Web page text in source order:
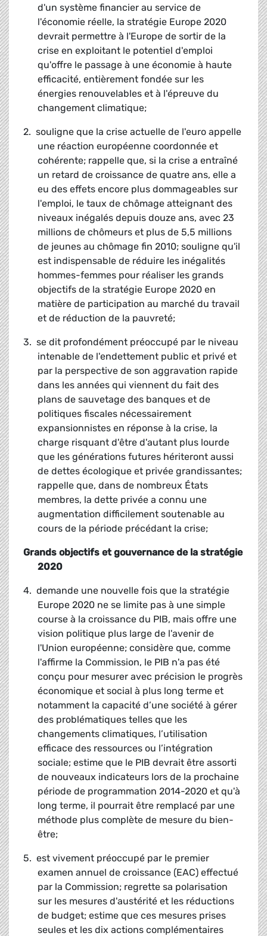
d'un système financier au service de
l'économie réelle, la stratégie Europe 2020
devrait permettre à l'Europe de sortir de la
crise en exploitant le potentiel d'emploi
qu'offre le passage à une économie à haute
efficacité, entièrement fondée sur les
énergies renouvelables et à l'épreuve du
changement climatique;
2. souligne que la crise actuelle de l'euro appelle
une réaction européenne coordonnée et
cohérente; rappelle que, si la crise a entraîné
un retard de croissance de quatre ans, elle a
eu des effets encore plus dommageables sur
l'emploi, le taux de chômage atteignant des
niveaux inégalés depuis douze ans, avec 23
millions de chômeurs et plus de 5,5 millions
de jeunes au chômage fin 2010; souligne qu'il
est indispensable de réduire les inégalités
hommes-femmes pour réaliser les grands
objectifs de la stratégie Europe 2020 en
matière de participation au marché du travail
et de réduction de la pauvreté;
3. se dit profondément préoccupé par le niveau
intenable de l'endettement public et privé et
par la perspective de son aggravation rapide
dans les années qui viennent du fait des
plans de sauvetage des banques et de
politiques fiscales nécessairement
expansionnistes en réponse à la crise, la
charge risquant d'être d'autant plus lourde
que les générations futures hériteront aussi
de dettes écologique et privée grandissantes;
rappelle que, dans de nombreux États
membres, la dette privée a connu une
augmentation difficilement soutenable au
cours de la période précédant la crise;
Grands objectifs et gouvernance de la stratégie
2020
4. demande une nouvelle fois que la stratégie
Europe 2020 ne se limite pas à une simple
course à la croissance du PIB, mais offre une
vision politique plus large de l'avenir de
l'Union européenne; considère que, comme
l'affirme la Commission, le PIB n'a pas été
conçu pour mesurer avec précision le progrès
économique et social à plus long terme et
notamment la capacité d’une société à gérer
des problématiques telles que les
changements climatiques, l’utilisation
efficace des ressources ou l’intégration
sociale; estime que le PIB devrait être assorti
de nouveaux indicateurs lors de la prochaine
période de programmation 2014-2020 et qu'à
long terme, il pourrait être remplacé par une
méthode plus complète de mesure du bien-
être;
5. est vivement préoccupé par le premier
examen annuel de croissance (EAC) effectué
par la Commission; regrette sa polarisation
sur les mesures d'austérité et les réductions
de budget; estime que ces mesures prises
seules et les dix actions complémentaires